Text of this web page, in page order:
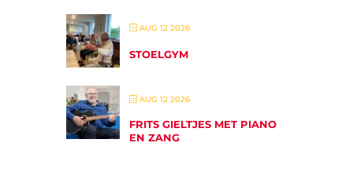
AUG 12 2026
STOELGYM
AUG 12 2026
FRITS GIELTJES MET PIANO
EN ZANG